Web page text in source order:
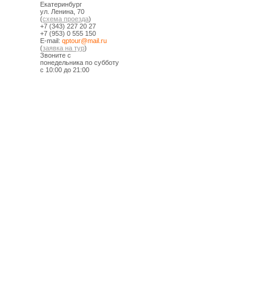
Екатеринбург
ул. Ленина, 70
(схема проезда)
+7 (343) 227 20 27
+7 (953) 0 555 150
E-mail: ur.liam@ruotpq
(заявка на тур)
Звоните с
понедельника по субботу
с 10:00 до 21:00